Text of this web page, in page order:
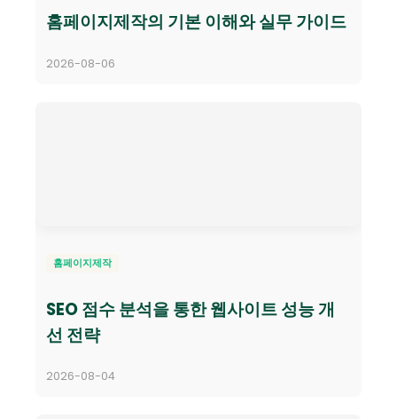
홈페이지제작의 기본 이해와 실무 가이드
2026-08-06
홈페이지제작
SEO 점수 분석을 통한 웹사이트 성능 개
선 전략
2026-08-04